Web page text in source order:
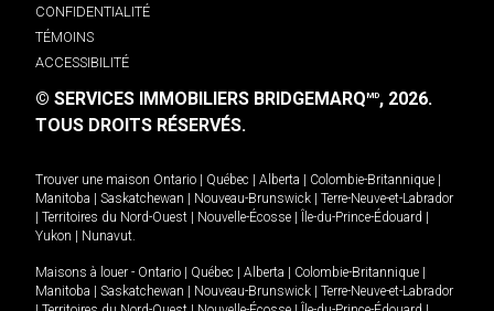
CONFIDENTIALITÉ
TÉMOINS
ACCESSIBILITÉ
© SERVICES IMMOBILIERS BRIDGEMARQMD, 2026.
TOUS DROITS RÉSERVÉS.
Trouver une maison Ontario Québec Alberta Colombie-Britannique
Manitoba
Saskatchewan Nouveau-Brunswick
Terre-Neuve-et-Labrador
Territoires du Nord-Ouest Nouvelle-Écosse Île-du-Prince-Édouard
Yukon
Nunavut.
Maisons à louer - Ontario Québec Alberta Colombie-Britannique
Manitoba
Saskatchewan Nouveau-Brunswick
Terre-Neuve-et-Labrador